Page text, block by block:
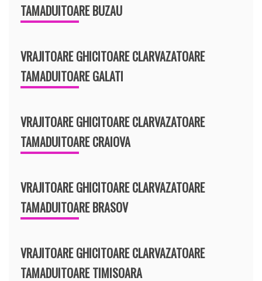
TAMADUITOARE BUZAU
VRAJITOARE GHICITOARE CLARVAZATOARE
TAMADUITOARE GALATI
VRAJITOARE GHICITOARE CLARVAZATOARE
TAMADUITOARE CRAIOVA
VRAJITOARE GHICITOARE CLARVAZATOARE
TAMADUITOARE BRASOV
VRAJITOARE GHICITOARE CLARVAZATOARE
TAMADUITOARE TIMISOARA